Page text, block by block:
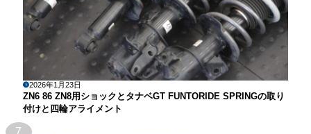
2026年1月23日
ZN6 86 ZN8用ショックとタナベGT FUNTORIDE SPRINGの取り
付けと四輪アライメント